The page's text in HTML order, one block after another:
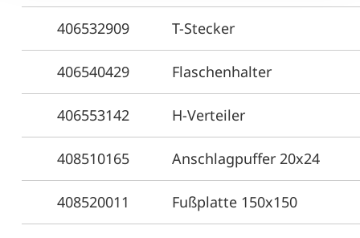
406532909 T-Stecker
406540429 Flaschenhalter
406553142 H-Verteiler
408510165 Anschlagpuffer 20x24
408520011 Fußplatte 150x150